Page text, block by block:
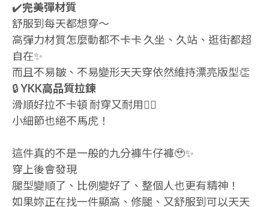
✔️完美彈材質
舒服到每天都想穿～
高彈力材質怎麼動都不卡卡 久坐、久站、逛街都超
自在✨
而且不易皺、不易變形天天穿依然維持漂亮版型👏
🔒YKK高品質拉鍊
滑順好拉不卡頓 耐穿又耐用👌🏻
小細節也絕不馬虎！
這件真的不是一般的九分褲牛仔褲🥹✨
穿上後會發現
腿型變順了、比例變好了、整個人也更有精神！
如果妳正在找一件顯高、修腿、又舒服到可以天天